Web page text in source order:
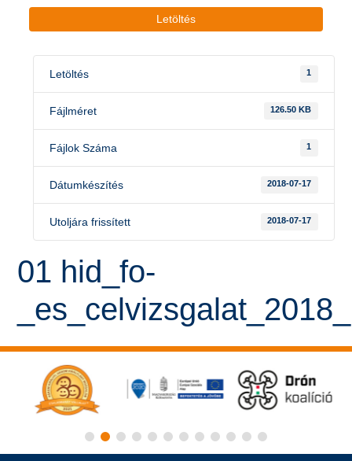
Letöltés
Letöltés 1
Fájlméret 126.50 KB
Fájlok Száma 1
Dátumkészítés 2018-07-17
Utoljára frissített 2018-07-17
01 hid_fo-